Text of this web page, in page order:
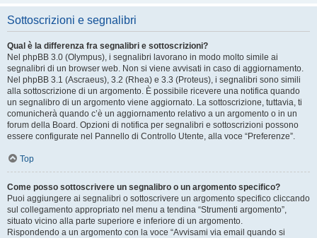
Sottoscrizioni e segnalibri
Qual è la differenza fra segnalibri e sottoscrizioni?
Nel phpBB 3.0 (Olympus), i segnalibri lavorano in modo molto simile ai
segnalibri di un browser web. Non si viene avvisati in caso di aggiornamento.
Nel phpBB 3.1 (Ascraeus), 3.2 (Rhea) e 3.3 (Proteus), i segnalibri sono simili
alla sottoscrizione di un argomento. È possibile ricevere una notifica quando
un segnalibro di un argomento viene aggiornato. La sottoscrizione, tuttavia, ti
comunicherà quando c’è un aggiornamento relativo a un argomento o in un
forum della Board. Opzioni di notifica per segnalibri e sottoscrizioni possono
essere configurate nel Pannello di Controllo Utente, alla voce “Preferenze”.
Top
Come posso sottoscrivere un segnalibro o un argomento specifico?
Puoi aggiungere ai segnalibri o sottoscrivere un argomento specifico cliccando
sul collegamento appropriato nel menu a tendina “Strumenti argomento”,
situato vicino alla parte superiore e inferiore di un argomento.
Rispondendo a un argomento con la voce “Avvisami via email quando si